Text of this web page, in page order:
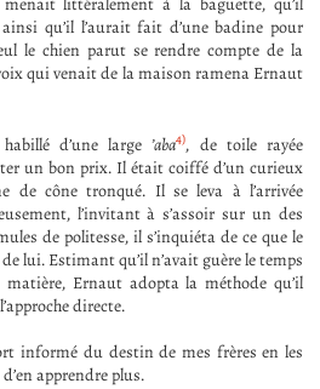
littéralement à la baguette, qu’il
qu’il l’aurait fait d’une badine pour
le chien parut se rendre compte de la
qui venait de la maison ramena Ernaut
d’une large’aba4), de toile rayée
un bon prix. Il était coiffé d’un curieux
de cône tronqué. Il se leva à l’arrivée
l’invitant à s’assoir sur un des
de politesse, il s’inquiéta de ce que le
lui. Estimant qu’il n’avait guère le temps
matière, Ernaut adopta la méthode qu’il
directe.
informé du destin de mes frères en les
apprendre plus.